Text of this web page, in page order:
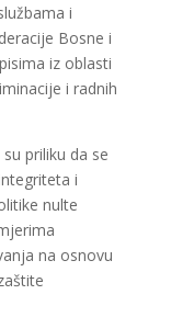
i
Bosne i
iz oblasti
i radnih
priliku da se
i
nulte
na osnovu